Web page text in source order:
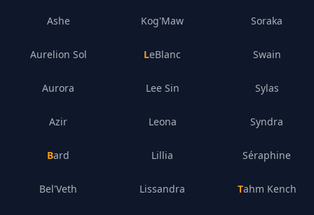
Ashe
Aurelion Sol
Aurora
Azir
Bard
Bel'Veth
Kog'Maw
LeBlanc
Lee Sin
Leona
Lillia
Lissandra
Soraka
Swain
Sylas
Syndra
Séraphine
Tahm Kench